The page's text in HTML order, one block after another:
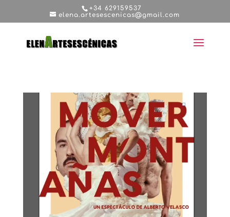
+34 629159537
elena.artesescenicas@gmail.com